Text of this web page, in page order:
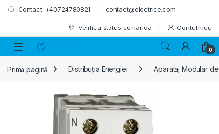
Skip to navigation
Skip to content
Contact: +40724780821 contact@electrice.com
Verifica status comanda Contul meu
0
Prima pagină Distribuția Energiei Aparataj Modular